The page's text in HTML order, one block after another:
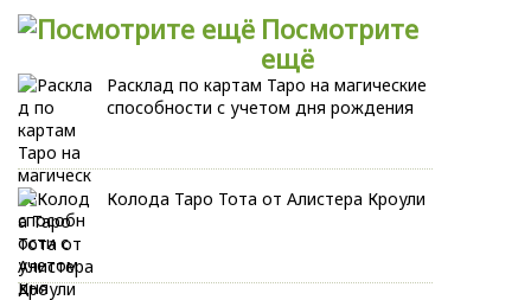
Посмотрите
ещё
Расклад по картам Таро на магические
способности с учетом дня рождения
Колода Таро Тота от Алистера Кроули